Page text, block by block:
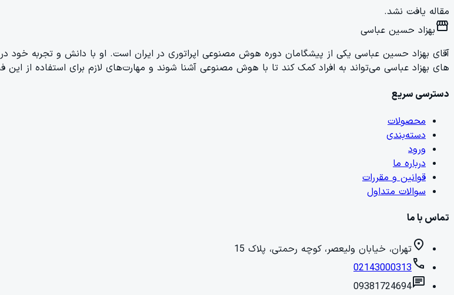
مقاله یافت نشد.
storefrontبهزاد حسین عباسی
آقای بهزاد حسین عباسی یکی از پیشگامان دوره هوش مصنوعی اپراتوری در ایران است. او با دانش و تجربه خود
های بهزاد عباسی می‌تواند به افراد کمک کند تا با هوش مصنوعی آشنا شوند و مهارت‌های لازم برای استفاده از این
دسترسی سریع
محصولات
دسته‌بندی
ورود
درباره ما
قوانین و مقررات
سوالات متداول
تماس با ما
location_onتهران، خیابان ولیعصر، کوچه رحمتی، پلاک 15
call
02143000313
chat
09381724694